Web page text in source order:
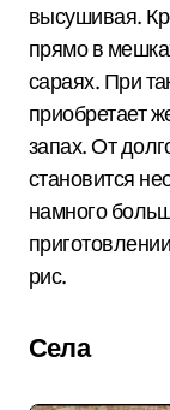
высушивая.
прямо в
сараях. При
приобретает
запах. От
становится
намного
рис.
Села